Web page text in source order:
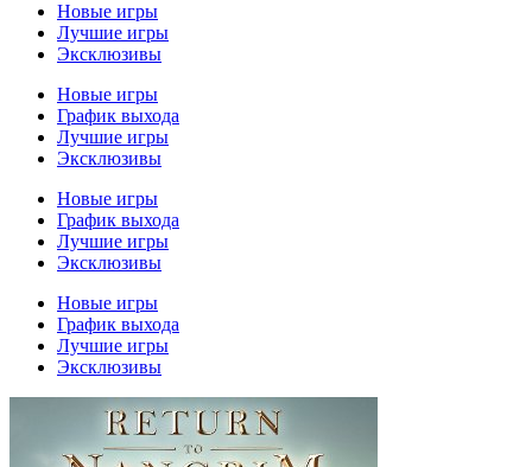
Новые игры
Лучшие игры
Эксклюзивы
Новые игры
График выхода
Лучшие игры
Эксклюзивы
Новые игры
График выхода
Лучшие игры
Эксклюзивы
Новые игры
График выхода
Лучшие игры
Эксклюзивы